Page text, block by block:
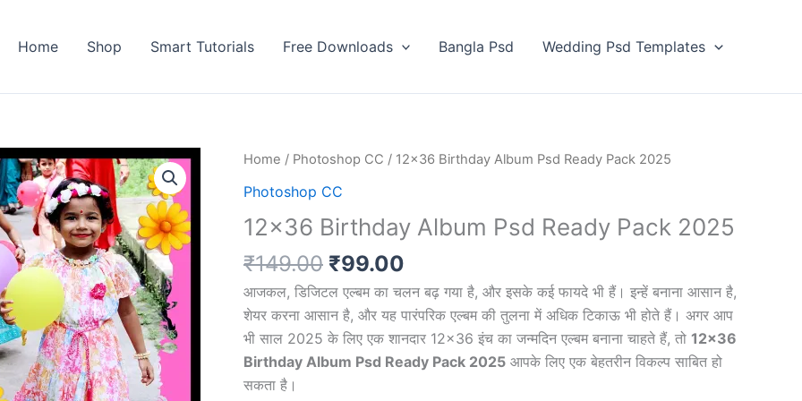
Home Shop Smart Tutorials Free Downloads Bangla Psd Wedding Psd Templates
Home / Photoshop CC / 12×36 Birthday Album Psd Ready Pack 2025
Photoshop CC
12×36 Birthday Album Psd Ready Pack 2025
₹149.00 Original
price
was:
₹149.00.
₹99.00
price
is:
₹99.00.
आजकल, डिजिटल एल्बम का चलन बढ़ गया है, और इसके कई फायदे भी हैं। इन्हें बनाना आसान है,
शेयर करना आसान है, और यह पारंपरिक एल्बम की तुलना में अधिक टिकाऊ भी होते हैं। अगर आप
भी साल 2025 के लिए एक शानदार 12×36 इंच का जन्मदिन एल्बम बनाना चाहते हैं, तो 12×36
Birthday Album Psd Ready Pack 2025 आपके लिए एक बेहतरीन विकल्प साबित हो
सकता है।